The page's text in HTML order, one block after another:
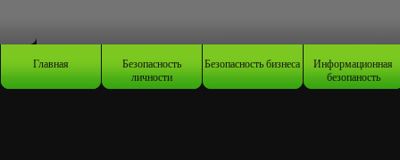
Главная Безопасность
личности
Безопасность бизнеса Информационная
безопаность